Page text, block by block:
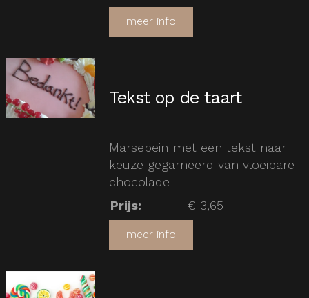
meer info
Tekst op de taart
Marsepein met een tekst naar
keuze gegarneerd van vloeibare
chocolade
Prijs: € 3,65
meer info